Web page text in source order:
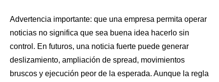
Advertencia importante: que una empresa permita operar
noticias no significa que sea buena idea hacerlo sin
control. En futuros, una noticia fuerte puede generar
deslizamiento, ampliación de spread, movimientos
bruscos y ejecución peor de la esperada. Aunque la regla